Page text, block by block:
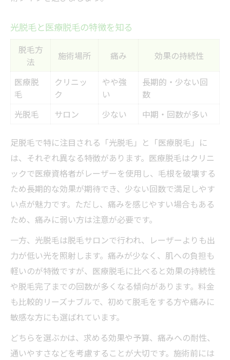
光脱毛と医療脱毛の特徴を知る
脱毛方
法
施術場所 痛み 効果の持続性
医療脱
毛
クリニッ
ク
やや強
い
長期的・少ない回
数
光脱毛
サロン 少ない 中期・回数が多い
足脱毛で特に注目される「光脱毛」と「医療脱毛」に
は、それぞれ異なる特徴があります。医療脱毛はクリニ
ックで医療資格者がレーザーを使用し、毛根を破壊する
ため長期的な効果が期待でき、少ない回数で満足しやす
い点が魅力です。ただし、痛みを感じやすい場合もある
ため、痛みに弱い方は注意が必要です。
一方、光脱毛は脱毛サロンで行われ、レーザーよりも出
力が低い光を照射します。痛みが少なく、肌への負担も
軽いのが特徴ですが、医療脱毛に比べると効果の持続性
や脱毛完了までの回数が多くなる傾向があります。料金
も比較的リーズナブルで、初めて脱毛をする方や痛みに
敏感な方にも選ばれています。
どちらを選ぶかは、求める効果や予算、痛みへの耐性、
通いやすさなどを考慮することが大切です。施術前には